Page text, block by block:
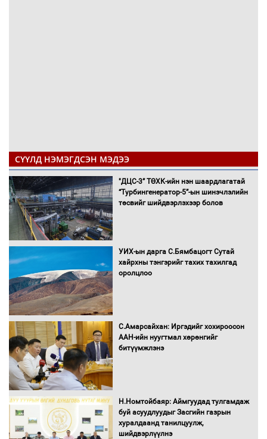
СҮҮЛД НЭМЭГДСЭН МЭДЭЭ
"ДЦС-3” ТӨХК-ийн нэн шаардлагатай
“Турбингенератор-5”-ын шинэчлэлийн
төсвийг шийдвэрлэхээр болов
УИХ-ын дарга С.Бямбацогт Сутай
хайрхны тэнгэрийг тахих тахилгад
оролцлоо
С.Амарсайхан: Иргэдийг хохироосон
ААН-ийн нуугтмал хөрөнгийг
битүүмжлэнэ
Н.Номтойбаяр: Аймгуудад тулгамдаж
буй асуудлуудыг Засгийн газрын
хуралдаанд танилцуулж,
шийдвэрлүүлнэ